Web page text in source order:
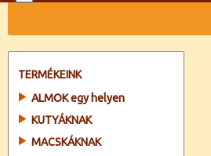
TERMÉKEINK
ALMOK egy helyen
KUTYÁKNAK
MACSKÁKNAK